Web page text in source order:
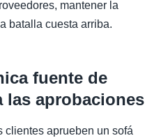
mantener la
batalla cuesta arriba.
fuente de
las aprobaciones
clientes aprueben un sofá